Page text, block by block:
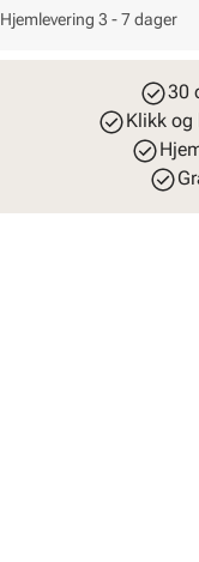
Hjemlevering 3 - 7 dager
30
Klikk og